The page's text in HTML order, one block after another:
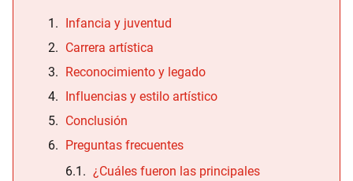
Infancia y juventud
Carrera artística
Reconocimiento y legado
Influencias y estilo artístico
Conclusión
Preguntas frecuentes
¿Cuáles fueron las principales